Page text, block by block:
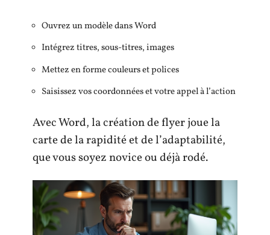
Ouvrez un modèle dans Word
Intégrez titres, sous-titres, images
Mettez en forme couleurs et polices
Saisissez vos coordonnées et votre appel à l’action
Avec Word, la création de flyer joue la
carte de la rapidité et de l’adaptabilité,
que vous soyez novice ou déjà rodé.